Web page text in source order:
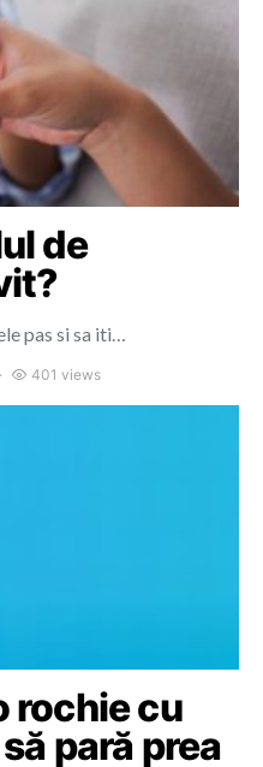
de
pas si sa iti…
401 views
rochie cu
pară prea